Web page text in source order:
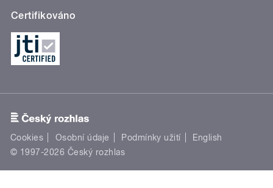
Certifikováno
Cookies Osobní údaje Podmínky užití
English
© 1997-2026 Český rozhlas